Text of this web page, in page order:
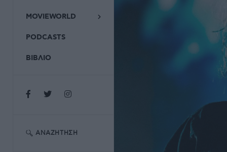
MOVIEWORLD
PODCASTS
ΒΙΒΛΙΟ
ΑΝΑΖΉΤΗΣΗ